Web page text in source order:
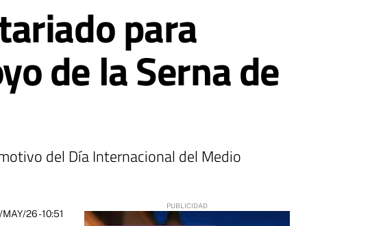
para
de la Serna de
del Día Internacional del Medio
26 - 10:51